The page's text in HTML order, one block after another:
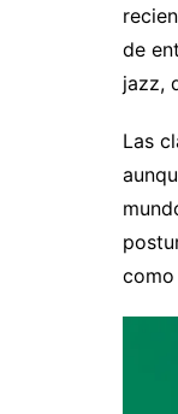
de
jazz,
Las
como